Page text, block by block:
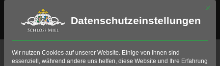
Erdgeschoss
Mit
Datenschutzeinstellungen
Wir nutzen Cookies auf unserer Website. Einige von ihnen sind
essenziell, während andere uns helfen, diese Website und Ihre Erfahrung